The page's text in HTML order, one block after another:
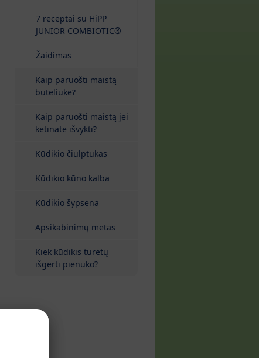
7 receptai su HiPP
JUNIOR COMBIOTIC®
Žaidimas
Kaip paruošti maistą
buteliuke?
Kaip paruošti maistą jei
ketinate išvykti?
Kūdikio čiulptukas
Kūdikio kūno kalba
Kūdikio šypsena
Apsikabinimų metas
Kiek kūdikis turėtų
išgerti pienuko?